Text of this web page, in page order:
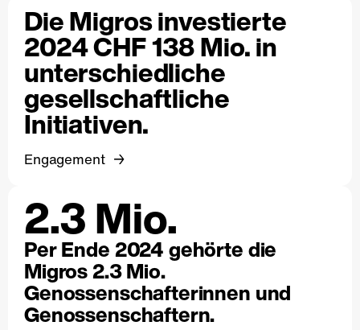
Die Migros investierte
2024 CHF 138 Mio. in
unterschiedliche
gesellschaftliche
Initiativen.
Engagement
2.3 Mio.
Per Ende 2024 gehörte die
Migros 2.3 Mio.
Genossenschafterinnen und
Genossenschaftern.